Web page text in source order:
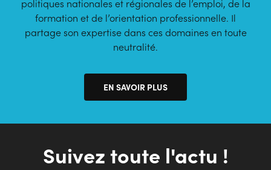
politiques nationales et régionales de l’emploi, de la
formation et de l’orientation professionnelle. Il
partage son expertise dans ces domaines en toute
neutralité.
EN SAVOIR PLUS
Suivez toute l'actu !